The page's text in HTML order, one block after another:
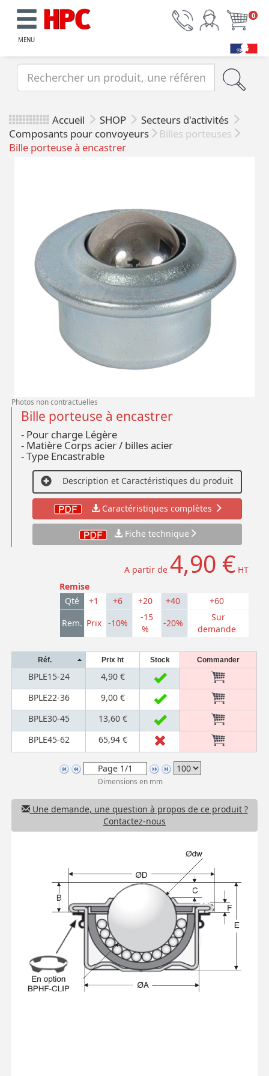
MENU
0
Accueil SHOP
Secteurs d'activités
Composants pour convoyeurs
Billes porteuses
Bille porteuse à encastrer
Photos non contractuelles
Bille porteuse à encastrer
- Pour charge Légère
- Matière Corps acier / billes acier
- Type Encastrable
Description et Caractéristiques du produit
Caractéristiques complètes
Fiche technique
A partir de 4,90 € HT
Remise
Qté
+1 +6 +20 +40
+60
Rem. Prix -10%
-15
%
-20%
Sur
demande
Réf. Prix ht Stock Commander
BPLE15-24
4,90 €
BPLE22-36
9,00 €
BPLE30-45
13,60 €
BPLE45-62
65,94 €
Dimensions en mm
Une demande, une question à propos de ce produit ?
Contactez-nous